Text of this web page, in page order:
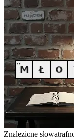
Znalezione słowa